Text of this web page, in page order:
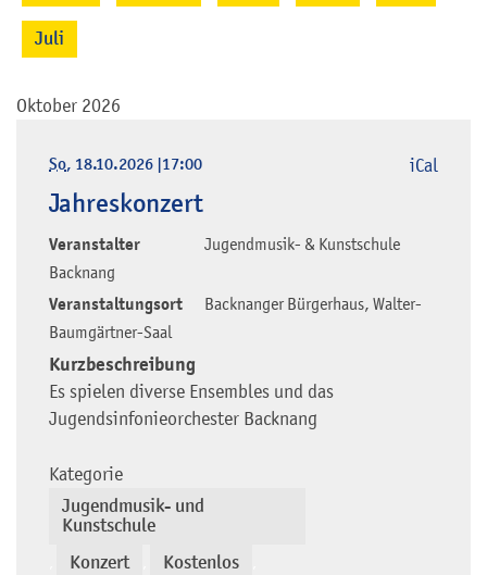
Juli
Oktober 2026
So, 18.10.2026 |17:00
Jahreskonzert
Veranstalter
Jugendmusik- & Kunstschule
Backnang
Veranstaltungsort
Backnanger Bürgerhaus, Walter-
Baumgärtner-Saal
Kurzbeschreibung
Es spielen diverse Ensembles und das
Jugendsinfonieorchester Backnang
Kategorie
Jugendmusik- und
Kunstschule
Konzert Kostenlos
iCal